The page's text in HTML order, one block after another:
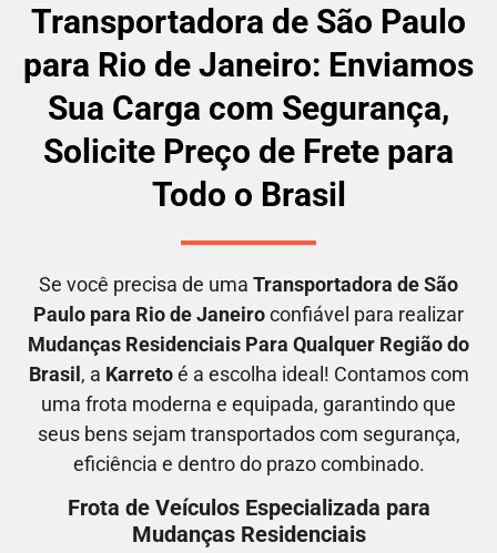
Transportadora de São Paulo
para Rio de Janeiro: Enviamos
Sua Carga com Segurança,
Solicite Preço de Frete para
Todo o Brasil
Se você precisa de uma Transportadora de São
Paulo para Rio de Janeiroconfiável para realizar
Mudanças Residenciais Para Qualquer Região do
Brasil , a Karretoé a escolha ideal! Contamos com
uma frota moderna e equipada, garantindo que
seus bens sejam transportados com segurança,
eficiência e dentro do prazo combinado.
Frota de Veículos Especializada para
Mudanças Residenciais